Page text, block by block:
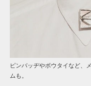
ピンバッヂやボウタイなど、
ムも。